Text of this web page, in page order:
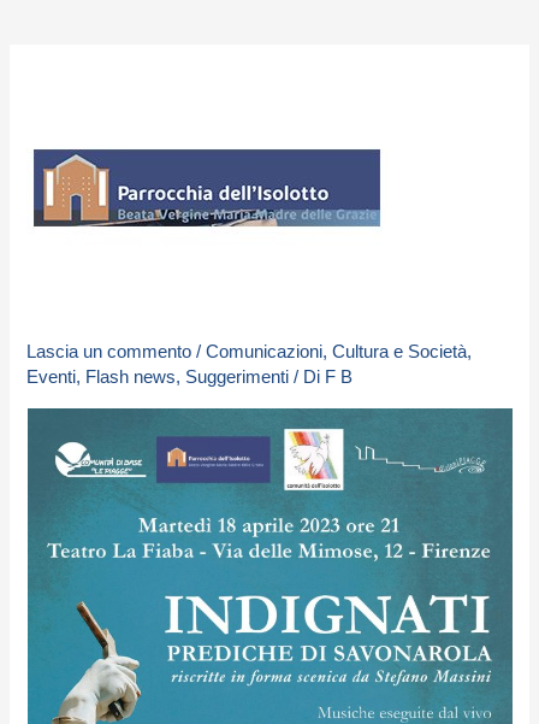
Lascia un commento /Comunicazioni,Cultura e Società,
Eventi, Flash news, Suggerimenti / Di F B